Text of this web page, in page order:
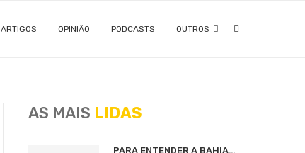
ARTIGOS OPINIÃO PODCASTS OUTROS
AS MAIS LIDAS
PARA ENTENDER A BAHIA…